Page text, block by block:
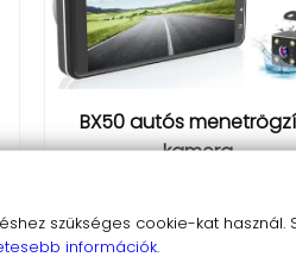
BX50 autós
kamera
12 990 Ft
szükséges cookie-kat
információk.